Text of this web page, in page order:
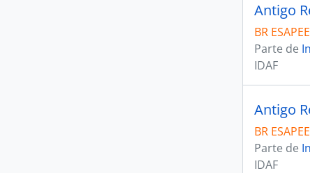
Antigo
BR
Parte de
IDAF
Antigo
BR
Parte de
IDAF